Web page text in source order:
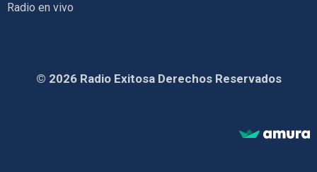
Radio en vivo
© 2026 Radio Exitosa Derechos Reservados